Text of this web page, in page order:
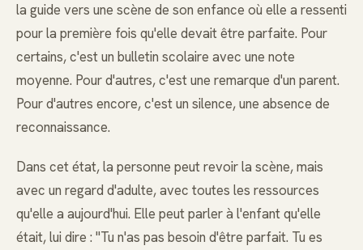
la guide vers une scène de son enfance où elle a ressenti
pour la première fois qu'elle devait être parfaite. Pour
certains, c'est un bulletin scolaire avec une note
moyenne. Pour d'autres, c'est une remarque d'un parent.
Pour d'autres encore, c'est un silence, une absence de
reconnaissance.
Dans cet état, la personne peut revoir la scène, mais
avec un regard d'adulte, avec toutes les ressources
qu'elle a aujourd'hui. Elle peut parler à l'enfant qu'elle
était, lui dire : "Tu n'as pas besoin d'être parfait. Tu es